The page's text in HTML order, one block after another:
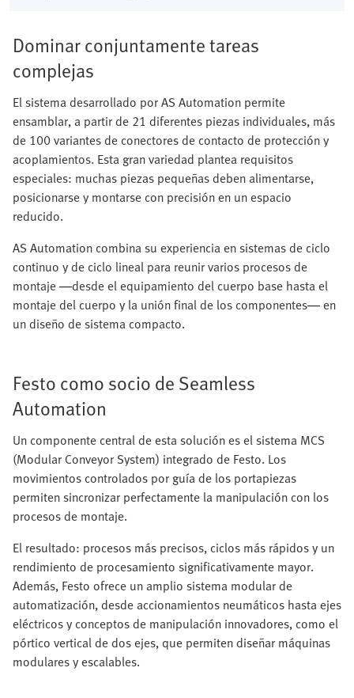
Dominar conjuntamente tareas
complejas
El sistema desarrollado por AS Automation permite
ensamblar, a partir de 21 diferentes piezas individuales, más
de 100 variantes de conectores de contacto de protección y
acoplamientos. Esta gran variedad plantea requisitos
especiales: muchas piezas pequeñas deben alimentarse,
posicionarse y montarse con precisión en un espacio
reducido.
AS Automation combina su experiencia en sistemas de ciclo
continuo y de ciclo lineal para reunir varios procesos de
montaje —desde el equipamiento del cuerpo base hasta el
montaje del cuerpo y la unión final de los componentes— en
un diseño de sistema compacto.
Festo como socio de Seamless
Automation
Un componente central de esta solución es el sistema MCS
(Modular Conveyor System) integrado de Festo. Los
movimientos controlados por guía de los portapiezas
permiten sincronizar perfectamente la manipulación con los
procesos de montaje.
El resultado: procesos más precisos, ciclos más rápidos y un
rendimiento de procesamiento significativamente mayor.
Además, Festo ofrece un amplio sistema modular de
automatización, desde accionamientos neumáticos hasta ejes
eléctricos y conceptos de manipulación innovadores, como el
pórtico vertical de dos ejes, que permiten diseñar máquinas
modulares y escalables.